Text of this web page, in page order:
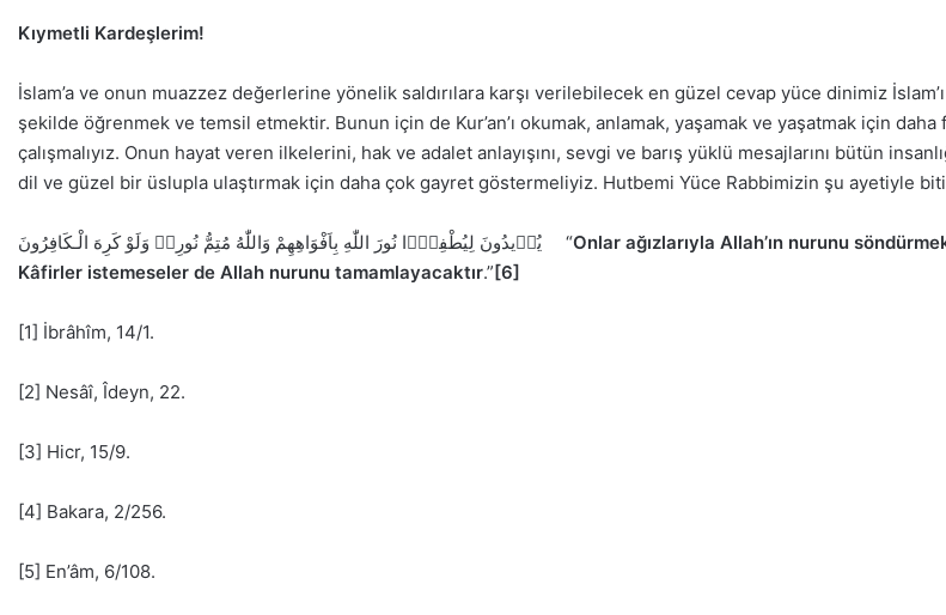
Kıymetli Kardeşlerim!
İslam’a ve onun muazzez değerlerine yönelik saldırılara karşı verilebilecek en güzel cevap yüce dinimiz
şekilde öğrenmek ve temsil etmektir. Bunun için de Kur’an’ı okumak, anlamak, yaşamak ve yaşatmak için daha
çalışmalıyız. Onun hayat veren ilkelerini, hak ve adalet anlayışını, sevgi ve barış yüklü mesajlarını bütün
dil ve güzel bir üslupla ulaştırmak için daha çok gayret göstermeliyiz. Hutbemi Yüce Rabbimizin şu ayetiyle
يُر۪يدُونَ لِيُطْفِؤُ۫ا نُورَ اللّٰهِ بِاَفْوَاهِهِمْ وَاللّٰهُ مُتِمُّ نُورِه۪ وَلَوْ كَرِهَ الْـكَافِرُونَ “Onlar ağızlarıyla Allah’ın nurunu
Kâfirler istemeseler de Allah nurunu tamamlayacaktır.”[6]
[1] İbrâhîm, 14/1.
[2] Nesâî, Îdeyn, 22.
[3] Hicr, 15/9.
[4] Bakara, 2/256.
[5] En’âm, 6/108.